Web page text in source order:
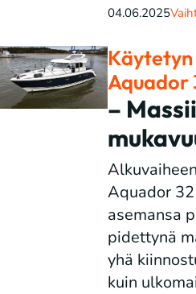
04.06.2025
Käytetyn
Aquador
–
Aquador
asemansa
pidettynä
yhä
kuin